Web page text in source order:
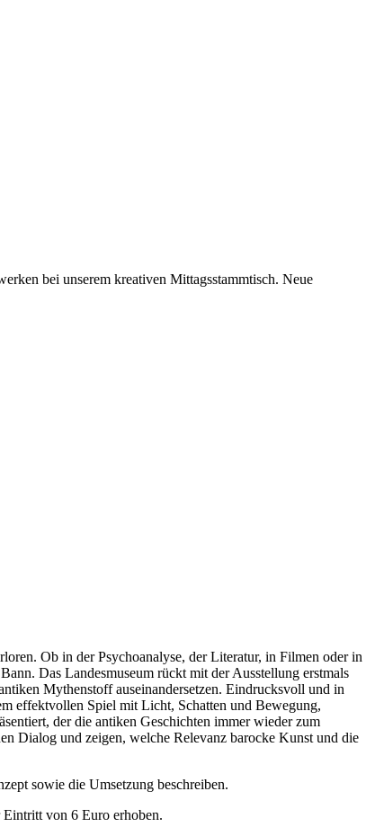
bei unserem kreativen Mittagsstammtisch. Neue
Ob in der Psychoanalyse, der Literatur, in Filmen oder in
Das Landesmuseum rückt mit der Ausstellung erstmals
Mythenstoff auseinandersetzen. Eindrucksvoll und in
effektvollen Spiel mit Licht, Schatten und Bewegung,
der die antiken Geschichten immer wieder zum
Dialog und zeigen, welche Relevanz barocke Kunst und die
sowie die Umsetzung beschreiben.
von 6 Euro erhoben.